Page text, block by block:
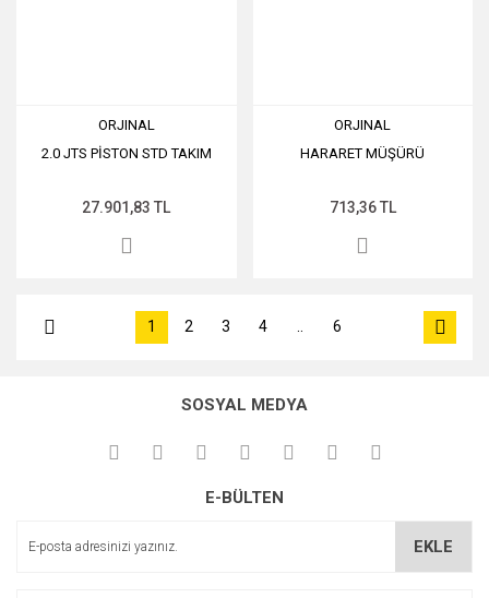
ORJINAL
2.0 JTS PİSTON STD TAKIM
27.901,83 TL
ORJINAL
HARARET MÜŞÜRÜ
713,36 TL
1 2 3 4 6
SOSYAL MEDYA
E-BÜLTEN
EKLE